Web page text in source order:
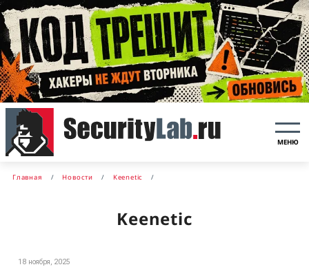
МЕНЮ
Главная Новости Keenetic
Keenetic
18 ноября, 2025